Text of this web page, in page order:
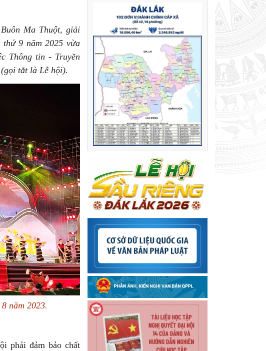
Ma Thuột, giải
9 năm 2025 vừa
Thông tin - Truyền
tắt là Lễ hội).
năm 2023.
phải đảm bảo chất